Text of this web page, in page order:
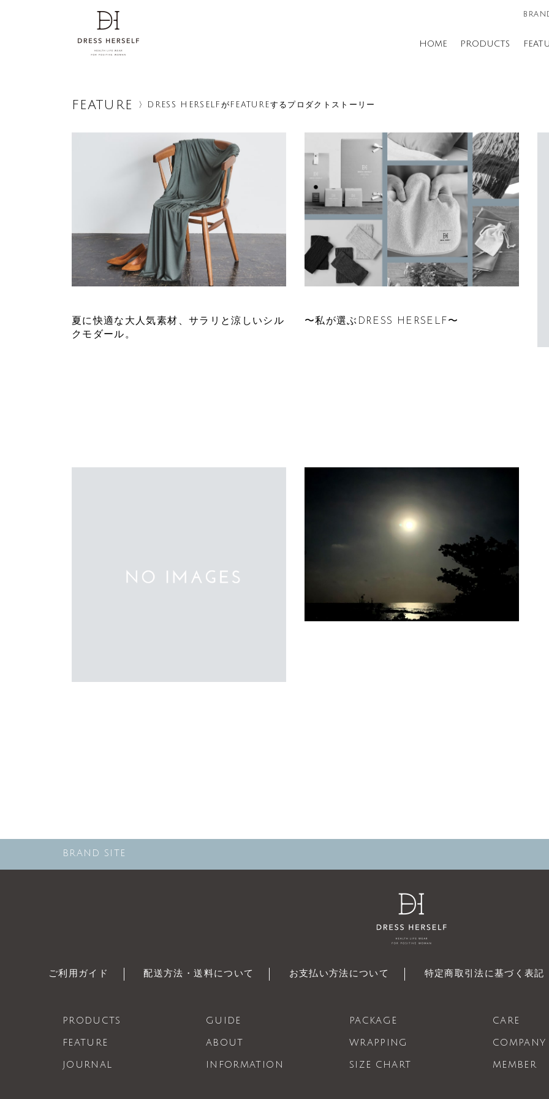
HOME PRODUCTS
FEATURE 〉DRESS HERSELFがFEATUREするプロダクトストーリー
夏に快適な大人気素材、サラリと涼しいシル
クモダール。
〜私が選ぶDRESS HERSELF〜
BRAND SITE
ご利用ガイド 配送方法・送料について お支払い方法について 特定商取引法に基づく表記
PRODUCTS
FEATURE
JOURNAL
GUIDE
ABOUT
INFORMATION
PACKAGE
WRAPPING
SIZE CHART
CARE
COMPANY
MEMBER